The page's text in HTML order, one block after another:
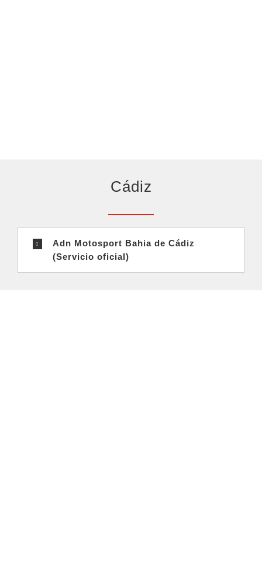
Cádiz
Adn Motosport Bahia de Cádiz
(Servicio oficial)